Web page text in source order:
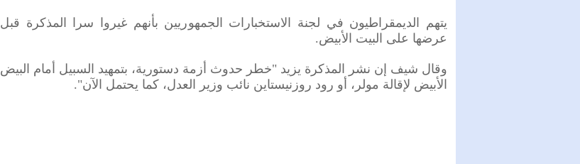
يتهم الديمقراطيون في لجنة الاستخبارات الجمهوريين بأنهم غيروا سرا المذكرة قبل
عرضها على البيت الأبيض.
وقال شيف إن نشر المذكرة يزيد "خطر حدوث أزمة دستورية، بتمهيد السبيل أمام البيض
الأبيض لإقالة مولر، أو رود روزنيستاين نائب وزير العدل، كما يحتمل الآن".